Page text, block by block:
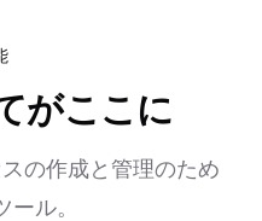
がここに
の作成と管理のため
ル。